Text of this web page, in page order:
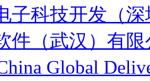
子科技开发（
件（武汉）有
Global